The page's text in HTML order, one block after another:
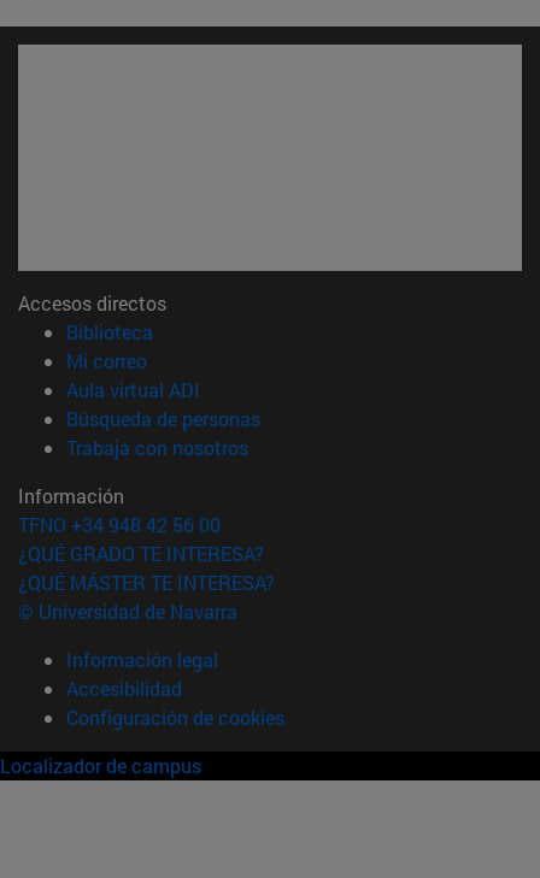
Accesos directos
Biblioteca
Mi correo(abre en nueva ventana)
Aula virtual ADI
Búsqueda de personas(abre en nueva ventana)
Trabaja con nosotros(abre en nueva ventana)
Información
TFNO +34 948 42 56 00
¿QUÉ GRADO TE INTERESA?
¿QUÉ MÁSTER TE INTERESA?
© Universidad de Navarra
Información legal
Accesibilidad
Configuración de cookies
Localizador de campus